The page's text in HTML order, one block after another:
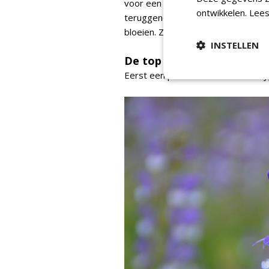
voor een tweede bloei. De
teruggenomen en in model
bloeien. Ze vallen niet om en
De top 10:
Eerst een paar
ontwikkelen.
INSTELLEN